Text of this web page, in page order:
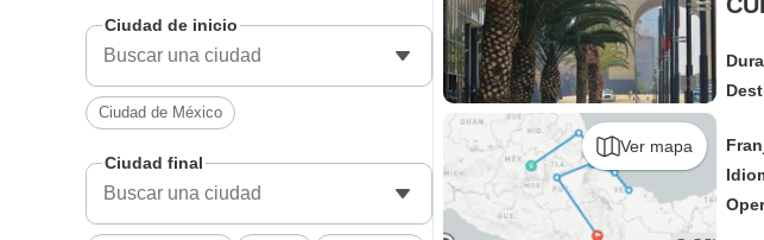
Ver mapa
Ciudad de inicio
Ciudad de México
Ciudad final